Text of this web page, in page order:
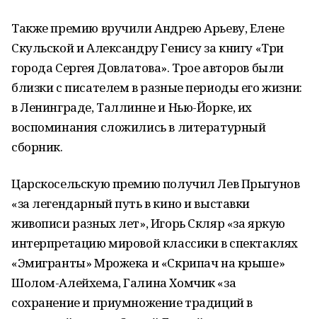
Также премию вручили Андрею Арьеву, Елене
Скульской и Александру Генису за книгу «Три
города Сергея Довлатова». Трое авторов были
близки с писателем в разные периоды его жизни:
в Ленинграде, Таллинне и Нью-Йорке, их
воспоминания сложились в литературный
сборник.
Царскосельскую премию получил Лев Прыгунов
«за легендарный путь в кино и выставки
живописи разных лет», Игорь Скляр «за яркую
интерпретацию мировой классики в спектаклях
«Эмигранты» Мрожека и «Скрипач на крыше»
Шолом-Алейхема, Галина Хомчик «за
сохранение и приумножение традиций в